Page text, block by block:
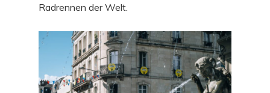
Radrennen der Welt.